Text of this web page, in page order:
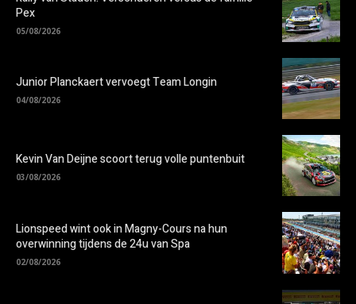
Pex
05/08/2026
Junior Planckaert vervoegt Team Longin
04/08/2026
Kevin Van Deijne scoort terug volle puntenbuit
03/08/2026
Lionspeed wint ook in Magny-Cours na hun
overwinning tijdens de 24u van Spa
02/08/2026